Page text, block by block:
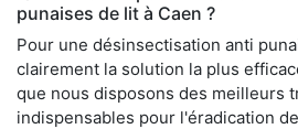
punaises de lit à Caen ?
Pour une désinsectisation anti
clairement la solution la plus
que nous disposons des meilleurs
indispensables pour l'éradication